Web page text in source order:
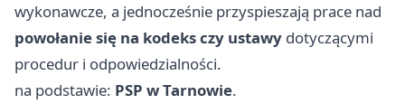
wykonawcze, a jednocześnie przyspieszają prace nad
powołanie się na kodeks czy ustawy dotyczącymi
procedur i odpowiedzialności.
na podstawie: PSP w Tarnowie.